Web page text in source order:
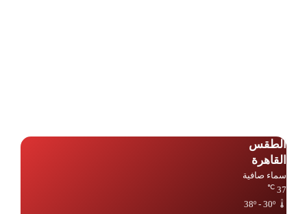
الطقس
القاهرة
سماء صافية
37
℃